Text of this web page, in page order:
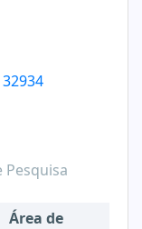
Pesquisa
Área de